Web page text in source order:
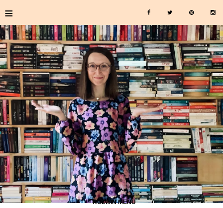
≡
≡ ROZWIŃ MENU